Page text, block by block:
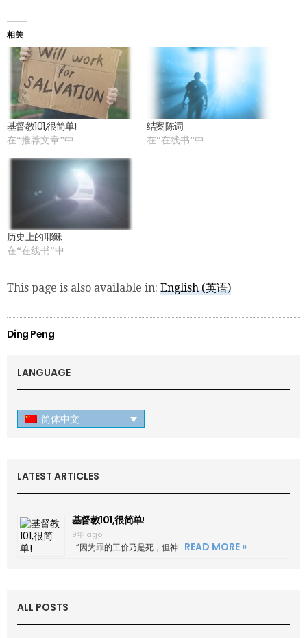
相关
基督教101,很简单!
在“推荐文章”中
结案陈词
在“在线书”中
历史上的耶稣
在“在线书”中
This page is also available in: English(英语)
Ding Peng
LANGUAGE
简体中文
LATEST ARTICLES
基督教101,很简单!
9年 ago
“因为罪的工价乃是死，但神 …READ MORE »
ALL POSTS